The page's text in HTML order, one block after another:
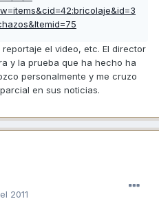
el video, etc. El director
y la prueba que ha hecho ha
personalmente y me cruzo
en sus noticias.
2011